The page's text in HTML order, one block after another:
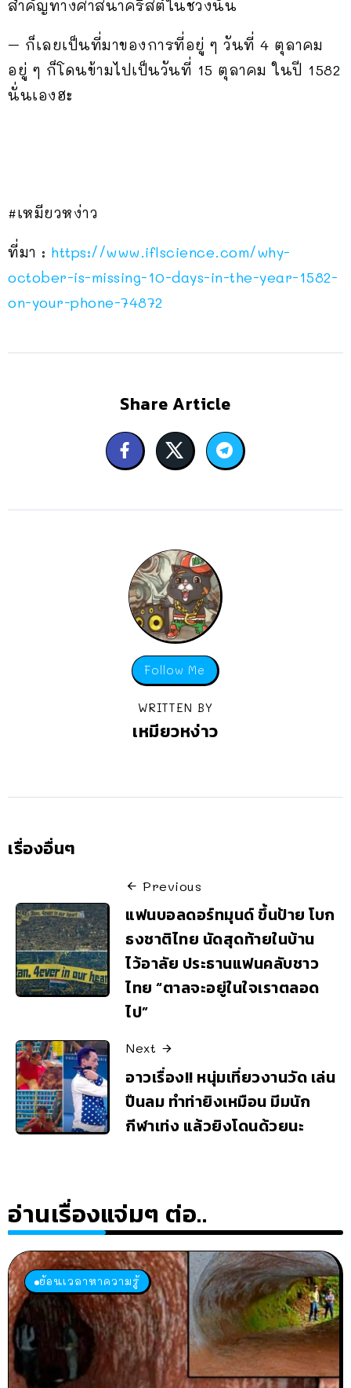
สำคัญทางศาสนาคริสต์ในช่วงนั้น
– ก็เลยเป็นที่มาของการที่อยู่ ๆ วันที่ 4 ตุลาคม
อยู่ ๆ ก็โดนข้ามไปเป็นวันที่ 15 ตุลาคม ในปี 1582
นั่นเองฮะ
#เหมียวหง่าว
ที่มา : https://www.iflscience.com/why-
october-is-missing-10-days-in-the-year-1582-
on-your-phone-74872
Share Article
Follow Me
WRITTEN BY
เหมียวหง่าว
เรื่องอื่นๆ
Previous
แฟนบอลดอร์ทมุนด์ ขึ้นป้าย โบก
ธงชาติไทย นัดสุดท้ายในบ้าน
ไว้อาลัย ประธานแฟนคลับชาว
ไทย “ตาลจะอยู่ในใจเราตลอด
ไป”
Next
อาวเรื่อง!! หนุ่มเที่ยวงานวัด เล่น
ปืนลม ทำท่ายิงเหมือน มีมนัก
กีฬาเท่ง แล้วยิงโดนด้วยนะ
อ่านเรื่องแจ่มๆ ต่อ..
ย้อนเวลาหาความรู้